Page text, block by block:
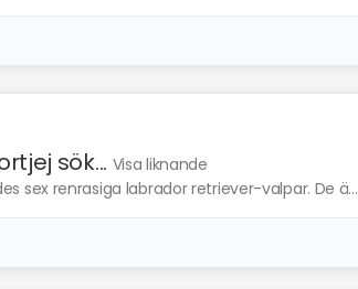
sök... Visa liknande
sex renrasiga labrador retriever-valpar. De ä...